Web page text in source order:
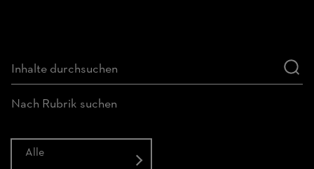
Nach Rubrik suchen
Alle